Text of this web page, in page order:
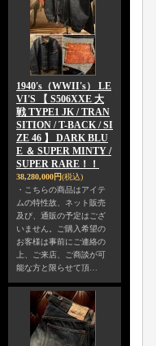
1940's（WWII's） LE
VI'S 【 S506XXE 大
戦 TYPE1 JK / TRAN
SITION / T-BACK / SI
ZE 46 】 DARK BLU
E ＆ SUPER MINTY /
SUPER RARE！！
38,280,000円(税込)
・こちらの商品はアイテ
ムの特性故、ネット販売
及び、通販の予定はござ
いません。ご購入希望の
お客様は事前にご連絡の
上、ご来店、ご商談が可
能な方と限らせて頂…